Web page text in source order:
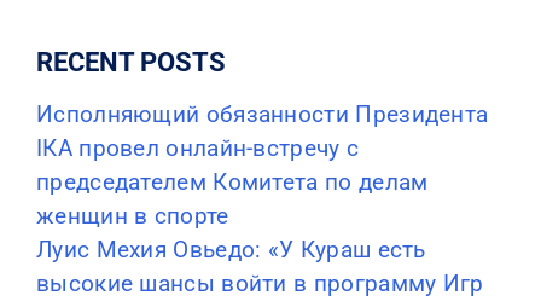
RECENT POSTS
Исполняющий обязанности Президента
IКА провел онлайн-встречу с
председателем Комитета по делам
женщин в спорте
Луис Мехия Овьедо: «У Кураш есть
высокие шансы войти в программу Игр